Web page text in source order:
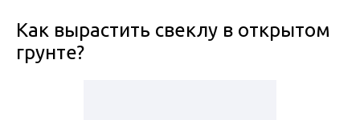
Как вырастить свеклу в открытом
грунте?